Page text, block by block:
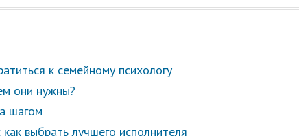
к семейному психологу
они нужны?
шагом
выбрать лучшего исполнителя